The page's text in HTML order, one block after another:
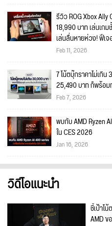
รีวิว ROG Xbox
18,990 บาท เล่นเก
เล่นลื่นหายห่วง! ฟีเ
Feb 11, 2026
7 โน้ตบุ๊กราคาไม่เกิ
25,490 บาท ก็พร้อ
Feb 7, 2026
พบกับ AMD Ryzen
ใน CES 2026
Jan 16, 2026
วิดีโอแนะนำ
ชี้เป้าโ
AMD ข